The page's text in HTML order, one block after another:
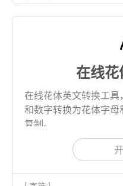
在线
在线花体英文转换工
和数字转换为花体字
复制。